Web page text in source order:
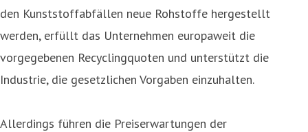
den Kunststoffabfällen neue Rohstoffe hergestellt
werden, erfüllt das Unternehmen europaweit die
vorgegebenen Recyclingquoten und unterstützt die
Industrie, die gesetzlichen Vorgaben einzuhalten.
Allerdings führen die Preiserwartungen der